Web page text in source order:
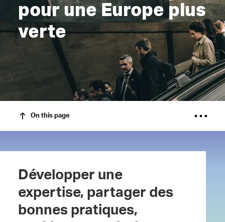
pour une Europe plus
verte
On this page
Développer une
expertise, partager des
bonnes pratiques,